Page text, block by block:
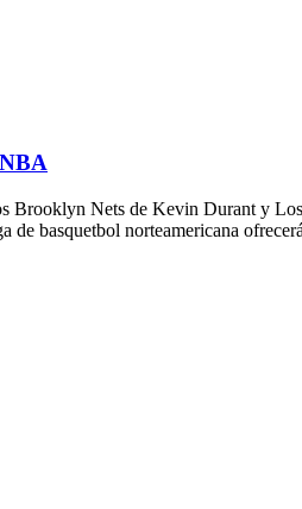
Nets de Kevin Durant y
de basquetbol norteamericana